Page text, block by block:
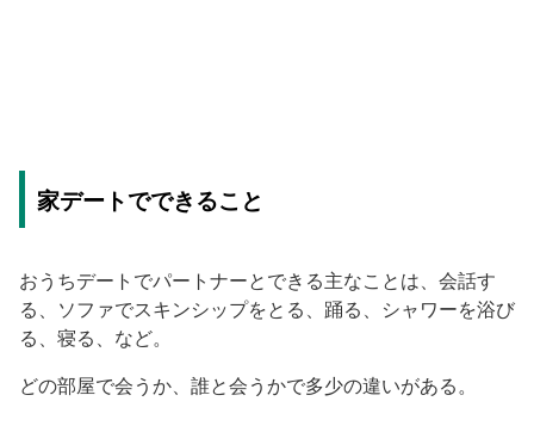
家デートでできること
おうちデートでパートナーとできる主なことは、会話す
る、ソファでスキンシップをとる、踊る、シャワーを浴び
る、寝る、など。
どの部屋で会うか、誰と会うかで多少の違いがある。